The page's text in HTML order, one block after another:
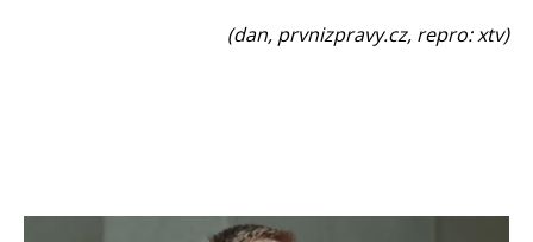
(dan, prvnizpravy.cz, repro: xtv)